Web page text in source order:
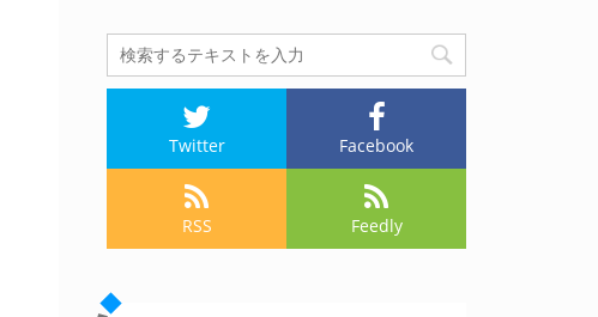
Twitter Facebook
RSS Feedly